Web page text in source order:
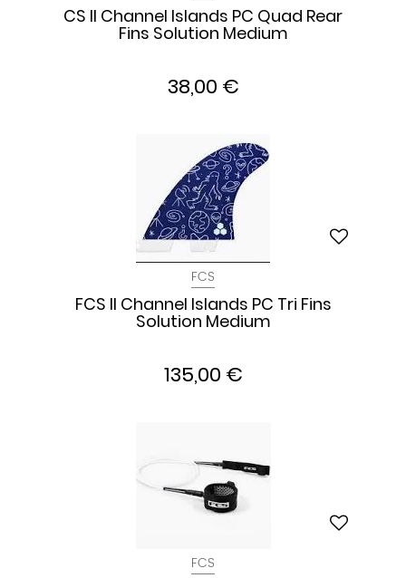
CS II Channel Islands PC Quad Rear
Fins Solution Medium
38,00 €
FCS
FCS II Channel Islands PC Tri Fins
Solution Medium
135,00 €
FCS